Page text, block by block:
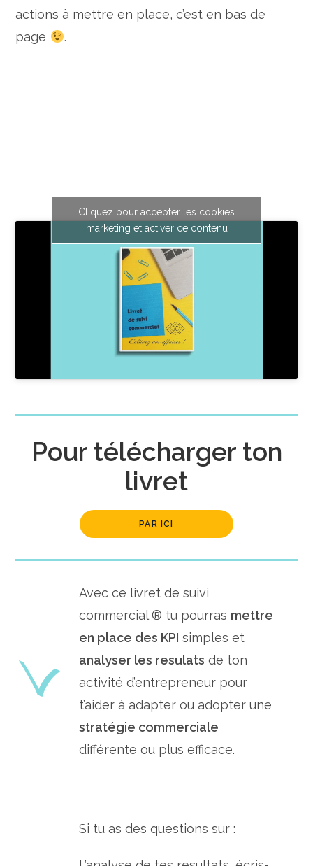
actions à mettre en place, c’est en bas de
page
.
Cliquez pour accepter les cookies
marketing et activer ce contenu
Pour télécharger ton
livret
PAR ICI
Avec ce livret de suivi
commercial ® tu pourras mettre
en place des KPI simples et
analyser les resulats de ton
activité d’entrepreneur pour
t’aider à adapter ou adopter une
stratégie commerciale
différente ou plus efficace.
Si tu as des questions sur :